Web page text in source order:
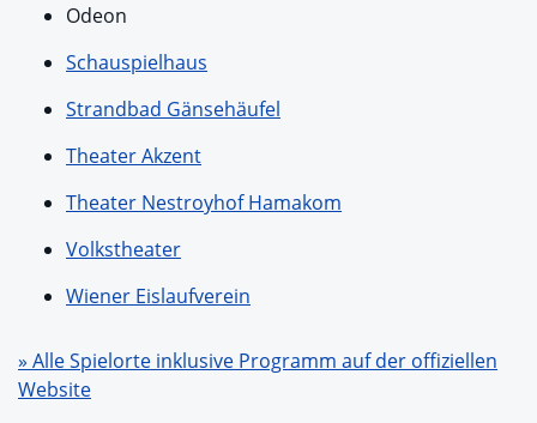
Odeon
Schauspielhaus
Strandbad Gänsehäufel
Theater Akzent
Theater Nestroyhof Hamakom
Volkstheater
Wiener Eislaufverein
» Alle Spielorte inklusive Programm auf der offiziellen
Website